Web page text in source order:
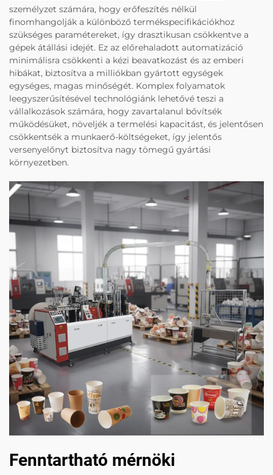
személyzet számára, hogy erőfeszítés nélkül
finomhangolják a különböző termékspecifikációkhoz
szükséges paramétereket, így drasztikusan csökkentve a
gépek átállási idejét. Ez az előrehaladott automatizáció
minimálisra csökkenti a kézi beavatkozást és az emberi
hibákat, biztosítva a milliókban gyártott egységek
egységes, magas minőségét. Komplex folyamatok
leegyszerűsítésével technológiánk lehetővé teszi a
vállalkozások számára, hogy zavartalanul bővítsék
működésüket, növeljék a termelési kapacitást, és jelentősen
csökkentsék a munkaerő-költségeket, így jelentős
versenyelőnyt biztosítva nagy tömegű gyártási
környezetben.
Fenntartható mérnöki